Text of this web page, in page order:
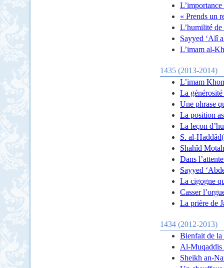
« Prends un
L’humilité
Sayyed ‘Alî
L’imam al-
1435 (2013-2014)
L’imam
La
Une phrase
La position
La leçon
S. al-
Shahîd
Dans
Sayyed
La cigogne
Casser
La prière de
1434 (2012-2013)
Bienfait de la
Al-Muqaddis
Sheikh an-